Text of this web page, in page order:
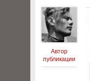
Автор
публикации